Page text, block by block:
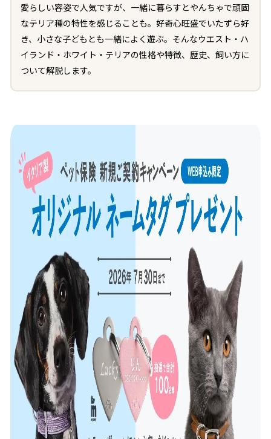
愛らしい容姿で人気ですが、一緒に暮らすとやんちゃで頑固
なテリア種の特性を感じることも。好奇心旺盛でいたずら好
き、小さな子どもとも一緒によく遊ぶ。そんなウエスト・ハ
イランド・ホワイト・テリアの性格や特徴、歴史、飼い方に
ついて解説します。